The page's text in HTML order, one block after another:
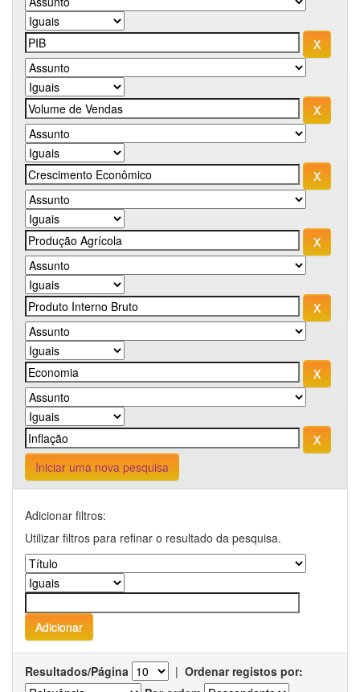
Iniciar uma nova pesquisa
Adicionar filtros:
Utilizar filtros para refinar o resultado da pesquisa.
Resultados/Página | Ordenar registos por: